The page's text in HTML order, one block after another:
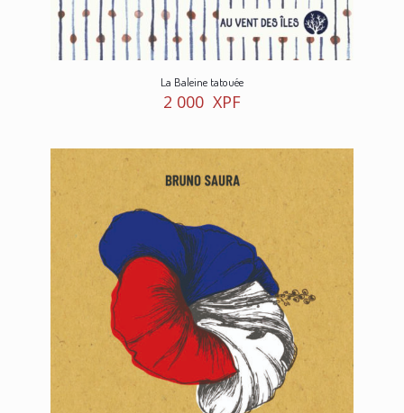
La Baleine tatouée
2 000 XPF